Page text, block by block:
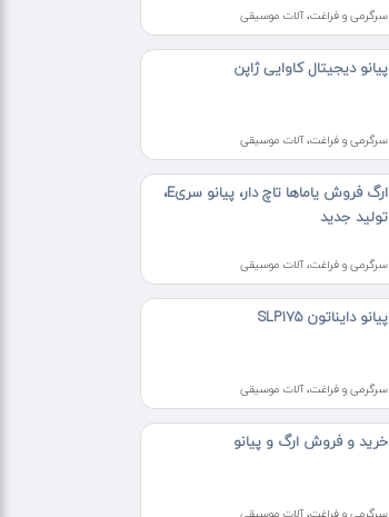
سرگرمی و فراغت، آلات موسیقی
پیانو دیجیتال کاوایی ژاپن
سرگرمی و فراغت، آلات موسیقی
ارگ فروش یاماها تاچ دار، پیانو سریE،
تولید جدید
سرگرمی و فراغت، آلات موسیقی
پیانو دایناتون SLP175
سرگرمی و فراغت، آلات موسیقی
خرید و فروش ارگ و پیانو